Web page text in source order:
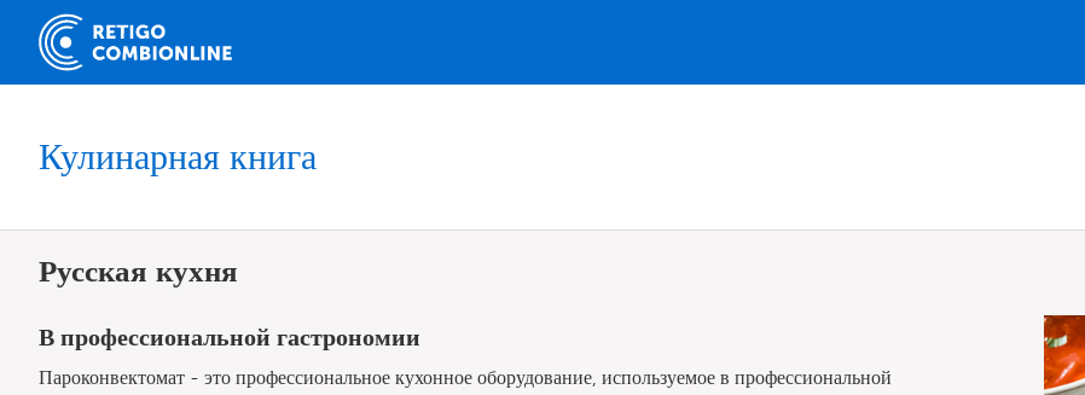
Кулинарная книга
Русская кухня
В профессиональной гастрономии
Пароконвектомат - это профессиональное кухонное оборудование, используемое в профессиональной